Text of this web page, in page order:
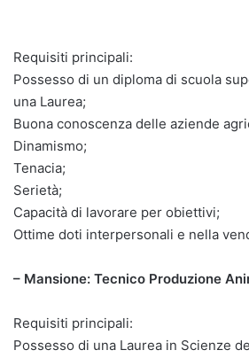
Requisiti principali:
Possesso di un diploma di scuola
una Laurea;
Buona conoscenza delle aziende
Dinamismo;
Tenacia;
Serietà;
Capacità di lavorare per obiettivi;
Ottime doti interpersonali e nella
– Mansione: Tecnico Produzione
Requisiti principali:
Possesso di una Laurea in Scienze